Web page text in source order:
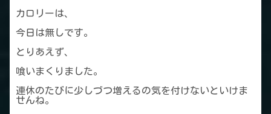
カロリーは、
今日は無しです。
とりあえず、
喰いまくりました。
連休のたびに少しづつ増えるの気を付けないといけま
せんね。